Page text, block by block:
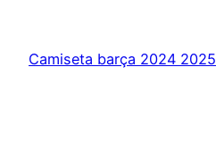
contenido
Camiseta barça 2024 2025